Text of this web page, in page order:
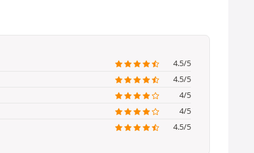
4.5/5
4.5/5
4/5
4/5
4.5/5